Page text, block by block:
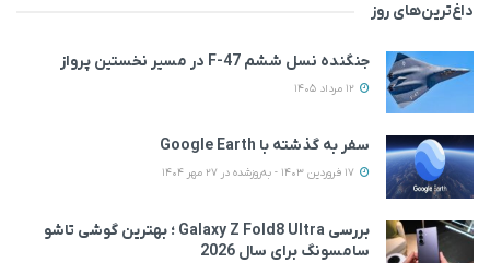
داغ‌ترین‌های روز
جنگنده نسل ششم F-47 در مسیر نخستین پرواز
سفر به گذشته با Google Earth
بررسی Galaxy Z Fold8 Ultra ؛ بهترین گوشی تاشو
سامسونگ برای سال 2026